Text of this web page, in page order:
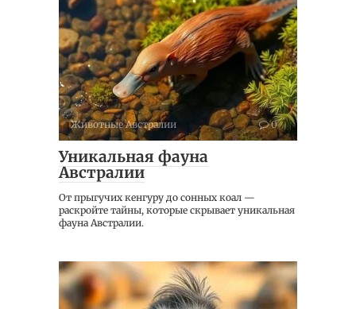
Животные Австралии 0
Уникальная фауна
Австралии
От прыгучих кенгуру до сонных коал —
раскройте тайны, которые скрывает уникальная
фауна Австралии.